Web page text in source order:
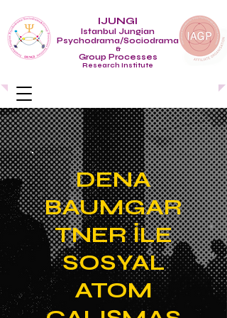
IJUNGI
Istanbul Jungian
Psychodrama/Sociodrama
&
Group Processes
Research Institute
DENA
BAUMGAR
TNER İLE
SOSYAL
ATOM